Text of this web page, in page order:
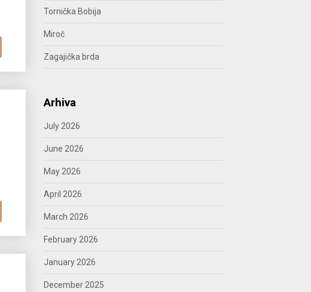
Tornička Bobija
Miroč
Zagajička brda
Arhiva
July 2026
June 2026
May 2026
April 2026
March 2026
February 2026
January 2026
December 2025